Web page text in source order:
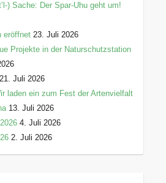
) Sache: Der Spar-Uhu geht um!
eröffnet 23. Juli 2026
Projekte in der Naturschutzstation
21. Juli 2026
laden ein zum Fest der Artenvielfalt
13. Juli 2026
4. Juli 2026
2. Juli 2026